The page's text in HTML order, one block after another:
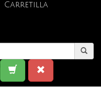
Carretilla